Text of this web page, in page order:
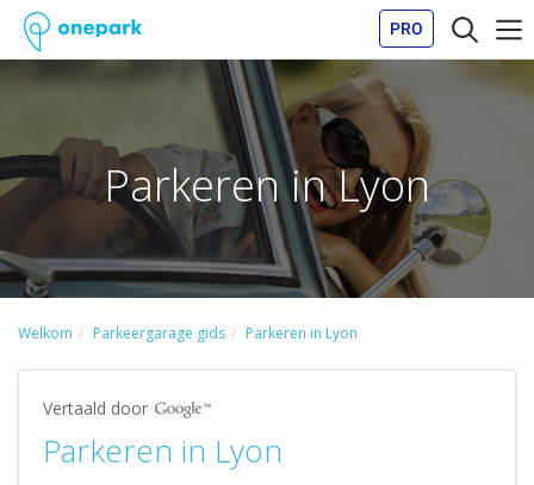
PRO
Parkeren in Lyon
Welkom Parkeergarage gids Parkeren in Lyon
Vertaald door
Parkeren in Lyon